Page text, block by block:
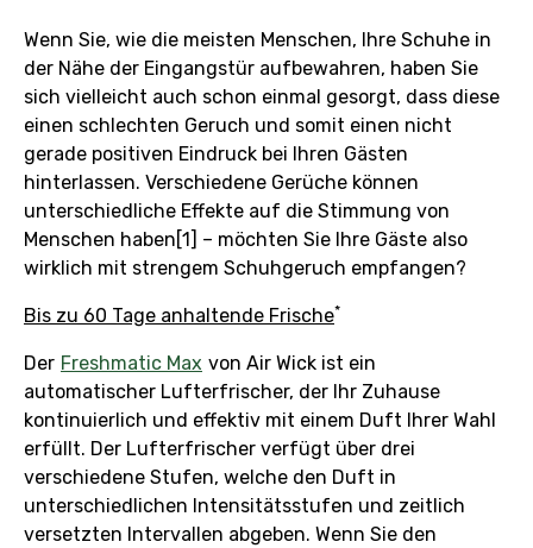
Wenn Sie, wie die meisten Menschen, Ihre Schuhe in
der Nähe der Eingangstür aufbewahren, haben Sie
sich vielleicht auch schon einmal gesorgt, dass diese
einen schlechten Geruch und somit einen nicht
gerade positiven Eindruck bei Ihren Gästen
hinterlassen. Verschiedene Gerüche können
unterschiedliche Effekte auf die Stimmung von
Menschen haben[1] – möchten Sie Ihre Gäste also
wirklich mit strengem Schuhgeruch empfangen?
Bis zu 60 Tage anhaltende Frische*
Der Freshmatic Max von Air Wick ist ein
automatischer Lufterfrischer, der Ihr Zuhause
kontinuierlich und effektiv mit einem Duft Ihrer Wahl
erfüllt. Der Lufterfrischer verfügt über drei
verschiedene Stufen, welche den Duft in
unterschiedlichen Intensitätsstufen und zeitlich
versetzten Intervallen abgeben. Wenn Sie den